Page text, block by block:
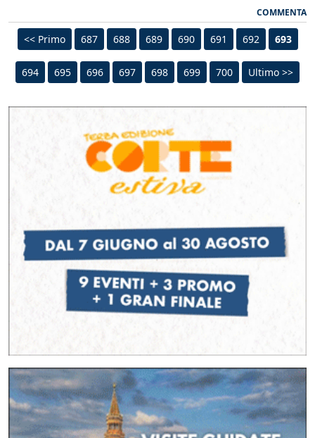
COMMENTA
<< Primo 687 688 689 690 691 692 693
694 695 696 697 698 699 700 Ultimo >>